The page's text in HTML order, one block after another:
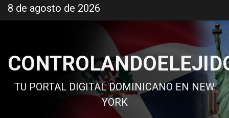
al
8 de agosto de 2026
TU PORTAL DIGITAL DOMINICANO EN NEW
YORK